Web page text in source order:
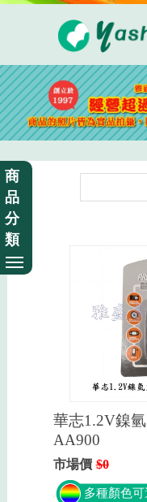
商
品
分
類
華志1.2V鎳
AA900
市場價 $0
多種顏色可